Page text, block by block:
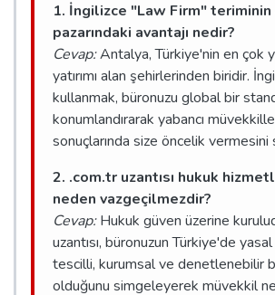
1. İngilizce "Law Firm"
pazarındaki avantajı nedir?
Cevap:Antalya, Türkiye'nin en çok
yatırımı alan şehirlerinden biridir.
kullanmak, büronuzu global bir
konumlandırarak yabancı
sonuçlarında size öncelik vermesini
2. .com.tr uzantısı hukuk
neden vazgeçilmezdir?
Cevap:Hukuk güven üzerine
uzantısı, büronuzun Türkiye'de
tescilli, kurumsal ve denetlenebilir
olduğunu simgeleyerek müvekkil